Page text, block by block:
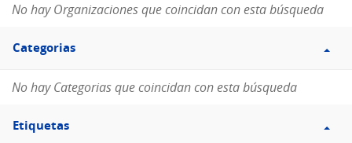
No hay Organizaciones que coincidan con esta búsqueda
Filtro
Categorias
Categorias
No hay Categorias que coincidan con esta búsqueda
Filtro
Etiquetas